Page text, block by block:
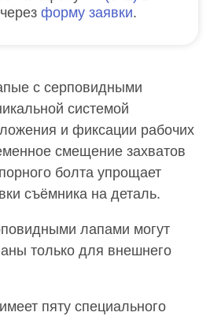
форму заявки.
с серповидными
системой
и фиксации рабочих
смещение захватов
болта упрощает
съёмника на деталь.
лапами могут
только для внешнего
пяту специального